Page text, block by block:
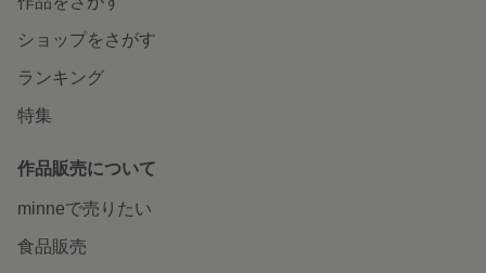
ショップをさがす
ランキング
特集
作品販売について
minneで売りたい
食品販売